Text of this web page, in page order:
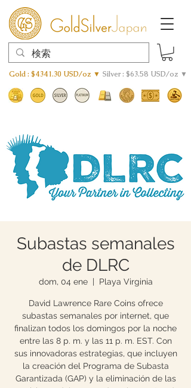
Gold : $4341.30 USD/oz ▼ Silver : $63.58 USD/oz ▼
Subastas semanales
de DLRC
dom, 04 ene
  |
Playa Virginia
David Lawrence Rare Coins ofrece
subastas semanales por internet, que
finalizan todos los domingos por la noche
entre las 8 p. m. y las 11 p. m. EST. Con
sus innovadoras estrategias, que incluyen
la creación del Programa de Subasta
Garantizada (GAP) y la eliminación de las